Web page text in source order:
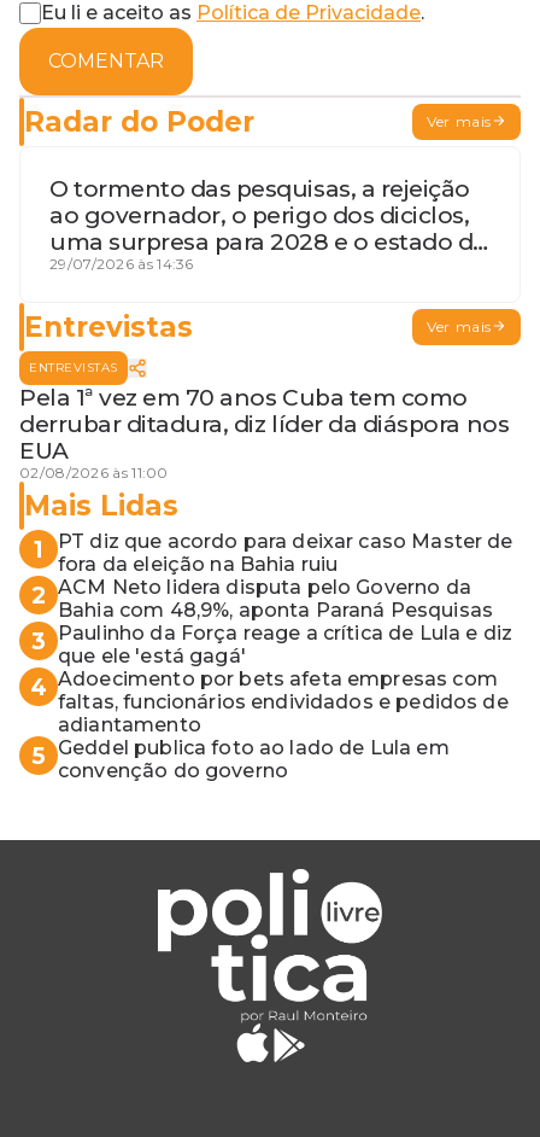
Eu li e aceito as Política de Privacidade.
COMENTAR
Radar do Poder Ver mais
O tormento das pesquisas, a rejeição
ao governador, o perigo dos diciclos,
uma surpresa para 2028 e o estado de
terceira guerra mundial
29/07/2026 às 14:36
Entrevistas Ver mais
ENTREVISTAS
Pela 1ª vez em 70 anos Cuba tem como
derrubar ditadura, diz líder da diáspora nos
EUA
02/08/2026 às 11:00
Mais Lidas
1
PT diz que acordo para deixar caso Master de
fora da eleição na Bahia ruiu
2 ACM Neto lidera disputa pelo Governo da
Bahia com 48,9%, aponta Paraná Pesquisas
3
Paulinho da Força reage a crítica de Lula e diz
que ele 'está gagá'
4 Adoecimento por bets afeta empresas com
faltas, funcionários endividados e pedidos de
adiantamento
5
Geddel publica foto ao lado de Lula em
convenção do governo